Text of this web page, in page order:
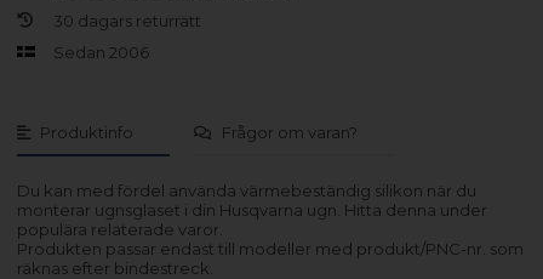
Produktinfo Frågor om varan?
Du kan med fördel använda värmebeständig silikon när du
monterar ugnsglaset i din Husqvarna ugn. Hitta denna under
populära relaterade varor.
Produkten passar endast till modeller med produkt/PNC-nr. som
räknas efter bindestreck.
30 dagars returrätt
Sedan 2006